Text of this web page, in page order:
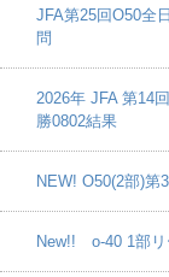
JFA第25回O50全
問
2026年 JFA 第14
勝0802結果
NEW! O50(2部)第
New!! o-40 1部リ